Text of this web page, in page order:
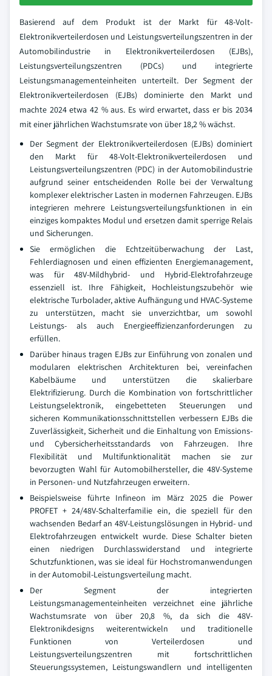
Basierend auf dem Produkt ist der Markt für 48-Volt-
Elektronikverteilerdosen und Leistungsverteilungszentren in der
Automobilindustrie in Elektronikverteilerdosen (EJBs),
Leistungsverteilungszentren (PDCs) und integrierte
Leistungsmanagementeinheiten unterteilt. Der Segment der
Elektronikverteilerdosen (EJBs) dominierte den Markt und
machte 2024 etwa 42 % aus. Es wird erwartet, dass er bis 2034
mit einer jährlichen Wachstumsrate von über 18,2 % wächst.
Der Segment der Elektronikverteilerdosen (EJBs) dominiert
den Markt für 48-Volt-Elektronikverteilerdosen und
Leistungsverteilungszentren (PDC) in der Automobilindustrie
aufgrund seiner entscheidenden Rolle bei der Verwaltung
komplexer elektrischer Lasten in modernen Fahrzeugen. EJBs
integrieren mehrere Leistungsverteilungsfunktionen in ein
einziges kompaktes Modul und ersetzen damit sperrige Relais
und Sicherungen.
Sie ermöglichen die Echtzeitüberwachung der Last,
Fehlerdiagnosen und einen effizienten Energiemanagement,
was für 48V-Mildhybrid- und Hybrid-Elektrofahrzeuge
essenziell ist. Ihre Fähigkeit, Hochleistungszubehör wie
elektrische Turbolader, aktive Aufhängung und HVAC-Systeme
zu unterstützen, macht sie unverzichtbar, um sowohl
Leistungs- als auch Energieeffizienzanforderungen zu
erfüllen.
Darüber hinaus tragen EJBs zur Einführung von zonalen und
modularen elektrischen Architekturen bei, vereinfachen
Kabelbäume und unterstützen die skalierbare
Elektrifizierung. Durch die Kombination von fortschrittlicher
Leistungselektronik, eingebetteten Steuerungen und
sicheren Kommunikationsschnittstellen verbessern EJBs die
Zuverlässigkeit, Sicherheit und die Einhaltung von Emissions-
und Cybersicherheitsstandards von Fahrzeugen. Ihre
Flexibilität und Multifunktionalität machen sie zur
bevorzugten Wahl für Automobilhersteller, die 48V-Systeme
in Personen- und Nutzfahrzeugen erweitern.
Beispielsweise führte Infineon im März 2025 die Power
PROFET + 24/48V-Schalterfamilie ein, die speziell für den
wachsenden Bedarf an 48V-Leistungslösungen in Hybrid- und
Elektrofahrzeugen entwickelt wurde. Diese Schalter bieten
einen niedrigen Durchlasswiderstand und integrierte
Schutzfunktionen, was sie ideal für Hochstromanwendungen
in der Automobil-Leistungsverteilung macht.
Der Segment der integrierten
Leistungsmanagementeinheiten verzeichnet eine jährliche
Wachstumsrate von über 20,8 %, da sich die 48V-
Elektronikdesigns weiterentwickeln und traditionelle
Funktionen von Verteilerdosen und
Leistungsverteilungszentren mit fortschrittlichen
Steuerungssystemen, Leistungswandlern und intelligenten